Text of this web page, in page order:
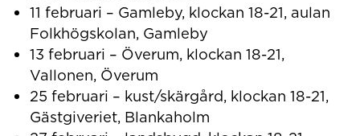
11 februari – Gamleby, klockan 18-21, aulan
Folkhögskolan, Gamleby
13 februari – Överum, klockan 18-21,
Vallonen, Överum
25 februari – kust/skärgård, klockan 18-21,
Gästgiveriet, Blankaholm